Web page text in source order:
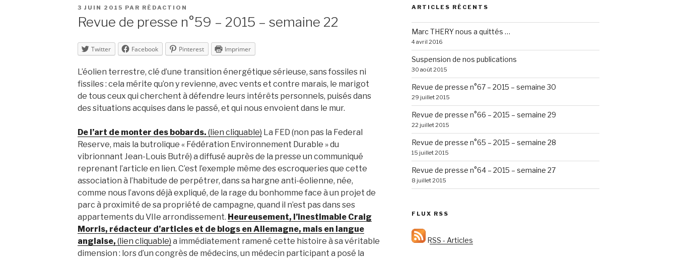
PUBLIÉ
3 JUIN 2015 PAR RÉDACTION
Revue de presse n°59 – 2015 – semaine 22
Twitter Facebook Pinterest Imprimer
L’éolien terrestre, clé d’une transition énergétique sérieuse, sans fossiles ni
fissiles : cela mérite qu’on y revienne, avec vents et contre marais, le marigot
de tous ceux qui cherchent à défendre leurs intérêts personnels, puisés dans
des situations acquises dans le passé, et qui nous envoient dans le mur.
De l’art de monter des bobards. (lien cliquable) La FED (non pas la Federal
Reserve, mais la butrolique « Fédération Environnement Durable » du
vibrionnant Jean-Louis Butré) a diffusé auprès de la presse un communiqué
reprenant l’article en lien. C’est l’exemple même des escroqueries que cette
association à l’habitude de perpétrer, dans sa hargne anti-éolienne, née,
comme nous l’avons déjà expliqué, de la rage du bonhomme face à un projet de
parc à proximité de sa propriété de campagne, quand il n’est pas dans ses
appartements du VIIe arrondissement. Heureusement, l’inestimable Craig
Morris, rédacteur d’articles et de blogs en Allemagne, mais en langue
anglaise, (lien cliquable) a immédiatement ramené cette histoire à sa véritable
dimension : lors d’un congrès de médecins, un médecin participant a posé la
ARTICLES RÉCENTS
Marc THERY nous a quittés …
4 avril 2016
Suspension de nos publications
30 août 2015
Revue de presse n°67 – 2015 – semaine 30
29 juillet 2015
Revue de presse n°66 – 2015 – semaine 29
22 juillet 2015
Revue de presse n°65 – 2015 – semaine 28
15 juillet 2015
Revue de presse n°64 – 2015 – semaine 27
8 juillet 2015
FLUX RSS
RSS - Articles